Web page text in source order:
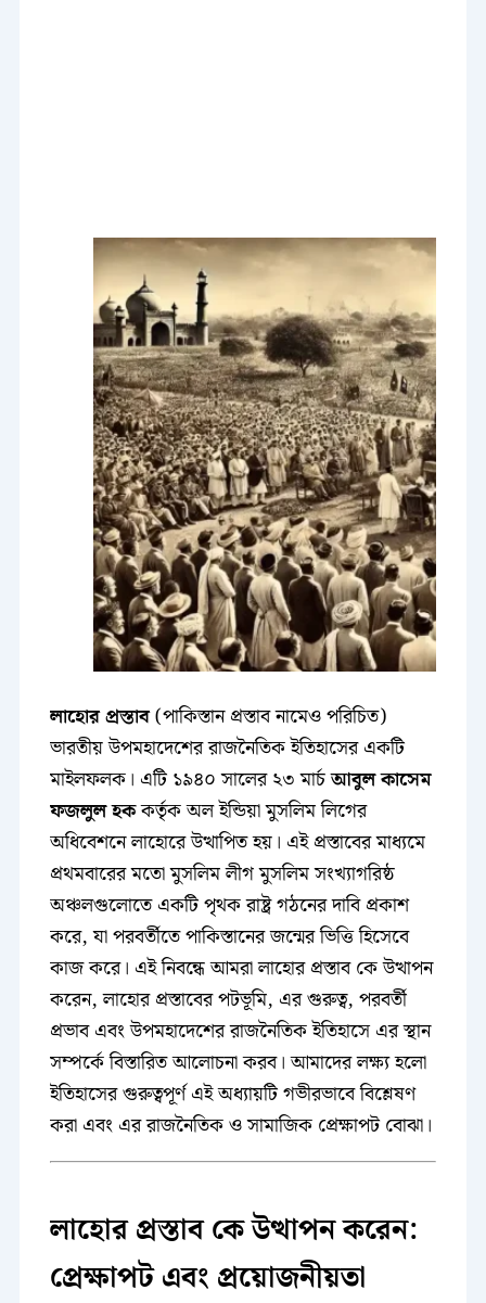
লাহোর প্রস্তাব(পাকিস্তান প্রস্তাব নামেও পরিচিত)
ভারতীয় উপমহাদেশের রাজনৈতিক ইতিহাসের একটি
মাইলফলক। এটি ১৯৪০ সালের ২৩ মার্চআবুল কাসেম
ফজলুল হককর্তৃক অল ইন্ডিয়া মুসলিম লিগের
অধিবেশনে লাহোরে উত্থাপিত হয়। এই প্রস্তাবের মাধ্যমে
প্রথমবারের মতো মুসলিম লীগ মুসলিম সংখ্যাগরিষ্ঠ
অঞ্চলগুলোতে একটি পৃথক রাষ্ট্র গঠনের দাবি প্রকাশ
করে, যা পরবর্তীতে পাকিস্তানের জন্মের ভিত্তি হিসেবে
কাজ করে। এই নিবন্ধে আমরা লাহোর প্রস্তাব কে উত্থাপন
করেন, লাহোর প্রস্তাবের পটভূমি, এর গুরুত্ব, পরবর্তী
প্রভাব এবং উপমহাদেশের রাজনৈতিক ইতিহাসে এর স্থান
সম্পর্কে বিস্তারিত আলোচনা করব। আমাদের লক্ষ্য হলো
ইতিহাসের গুরুত্বপূর্ণ এই অধ্যায়টি গভীরভাবে বিশ্লেষণ
করা এবং এর রাজনৈতিক ও সামাজিক প্রেক্ষাপট বোঝা।
লাহোর প্রস্তাব কে উত্থাপন করেন:
প্রেক্ষাপট এবং প্রয়োজনীয়তা